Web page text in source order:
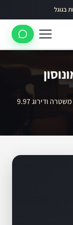
שירות מנעולן מקצועי, מהיר ואמין, עם אישור משטרה ודירוג 9.97